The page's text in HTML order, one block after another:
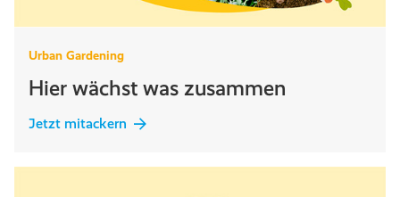
Urban Gardening
Hier wächst was zusammen
Jetzt mitackern